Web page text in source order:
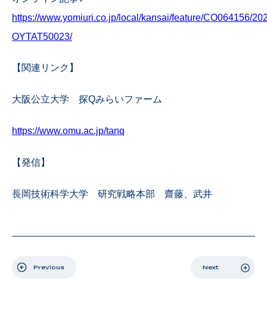
プロジェクト概要
トピックス
メンバー
https://www.yomiuri.co.jp/local/kansai/feature/CO064156/
OYTAT50023/
【関連リンク】
大阪公立大学 探Qみらいファーム
https://www.omu.ac.jp/tanq
【発信】
長岡技術科学大学 研究戦略本部 齋藤、武井
Previous Next